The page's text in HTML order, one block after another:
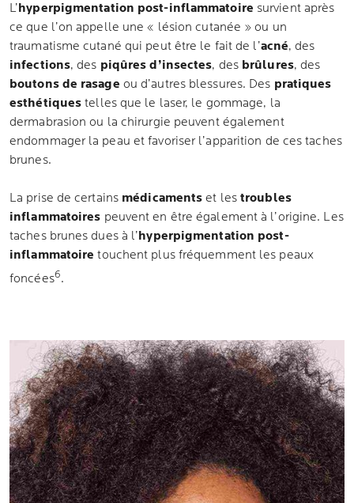
L’hyperpigmentation post-inflammatoire survient après
ce que l’on appelle une « lésion cutanée » ou un
traumatisme cutané qui peut être le fait de l’acné, des
infections, des piqûres d’insectes, des brûlures, des
boutons de rasage ou d’autres blessures. Des pratiques
esthétiques telles que le laser, le gommage, la
dermabrasion ou la chirurgie peuvent également
endommager la peau et favoriser l’apparition de ces taches
brunes.
La prise de certains médicaments et lestroubles
inflammatoires peuvent en être également à l’origine. Les
taches brunes dues à l’hyperpigmentation post-
inflammatoire touchent plus fréquemment les peaux
foncées6.